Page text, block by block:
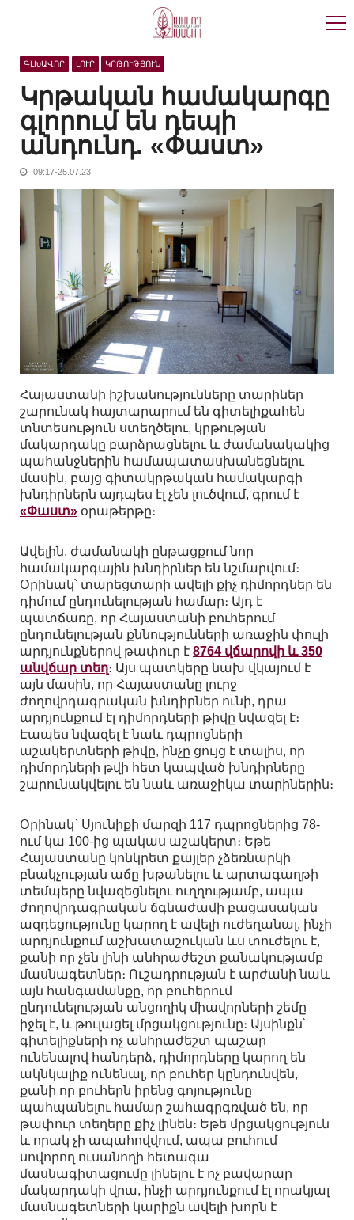
ԳԼԽԱՎՈՐ ԼՈՒՐ ԿՐԹՈՒԹՅՈՒՆ
Կրթական համակարգը
գլորում են դեպի
անդունդ. «Փաստ»
09:17-25.07.23
Հայաստանի իշխանությունները տարիներ
շարունակ հայտարարում են գիտելիքահեն
տնտեսություն ստեղծելու, կրթության
մակարդակը բարձրացնելու և ժամանակակից
պահանջներին համապատասխանեցնելու
մասին, բայց գիտակրթական համակարգի
խնդիրներն այդպես էլ չեն լուծվում, գրում է
«Փաստ» օրաթերթը։
Ավելին, ժամանակի ընթացքում նոր
համակարգային խնդիրներ են նշմարվում։
Օրինակ՝ տարեցտարի ավելի քիչ դիմորդներ են
դիմում ընդունելության համար։ Այդ է
պատճառը, որ Հայաստանի բուհերում
ընդունելության քննությունների առաջին փուլի
արդյունքներով թափուր է 8764 վճարովի և 350
անվճար տեղ։ Այս պատկերը նախ վկայում է
այն մասին, որ Հայաստանը լուրջ
ժողովրդագրական խնդիրներ ունի, դրա
արդյունքում էլ դիմորդների թիվը նվազել է։
Էապես նվազել է նաև դպրոցների
աշակերտների թիվը, ինչը ցույց է տալիս, որ
դիմորդների թվի հետ կապված խնդիրները
շարունակվելու են նաև առաջիկա տարիներին։
Օրինակ` Սյունիքի մարզի 117 դպրոցներից 78-
ում կա 100-ից պակաս աշակերտ։ Եթե
Հայաստանը կոնկրետ քայլեր չձեռնարկի
բնակչության աճը խթանելու և արտագաղթի
տեմպերը նվազեցնելու ուղղությամբ, ապա
ժողովրդագրական ճգնաժամի բացասական
ազդեցությունը կարող է ավելի ուժեղանալ, ինչի
արդյունքում աշխատաշուկան ևս տուժելու է,
քանի որ չեն լինի անհրաժեշտ քանակությամբ
մասնագետներ։ Ուշադրության է արժանի նաև
այն հանգամանքը, որ բուհերում
ընդունելության անցողիկ միավորների շեմը
իջել է, և թուլացել մրցակցությունը։ Այսինքն՝
գիտելիքների ոչ անհրաժեշտ պաշար
ունենալով հանդերձ, դիմորդները կարող են
ակնկալիք ունենալ, որ բուհեր կընդունվեն,
քանի որ բուհերն իրենց գոյությունը
պահպանելու համար շահագրգռված են, որ
թափուր տեղերը քիչ լինեն։ Եթե մրցակցություն
և որակ չի ապահովվում, ապա բուհում
սովորող ուսանողի հետագա
մասնագիտացումը լինելու է ոչ բավարար
մակարդակի վրա, ինչի արդյունքում էլ որակյալ
մասնագետների կարիքն ավելի խորն է